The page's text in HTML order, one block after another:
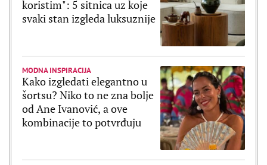
koristim": 5 sitnica uz koje
svaki stan izgleda luksuznije
MODNA INSPIRACIJA
Kako izgledati elegantno u
šortsu? Niko to ne zna bolje
od Ane Ivanović, a ove
kombinacije to potvrđuju